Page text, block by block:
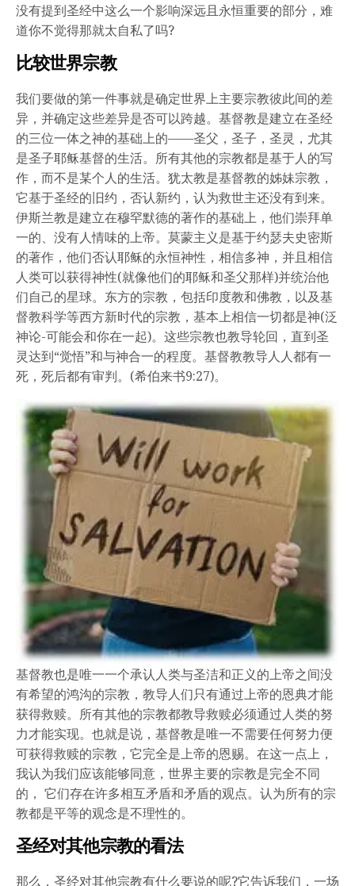
没有提到圣经中这么一个影响深远且永恒重要的部分，难
道你不觉得那就太自私了吗?
比较世界宗教
我们要做的第一件事就是确定世界上主要宗教彼此间的差
异，并确定这些差异是否可以跨越。基督教是建立在圣经
的三位一体之神的基础上的——圣父，圣子，圣灵，尤其
是圣子耶稣基督的生活。所有其他的宗教都是基于人的写
作，而不是某个人的生活。犹太教是基督教的姊妹宗教，
它基于圣经的旧约，否认新约，认为救世主还没有到来。
伊斯兰教是建立在穆罕默德的著作的基础上，他们崇拜单
一的、没有人情味的上帝。莫蒙主义是基于约瑟夫史密斯
的著作，他们否认耶稣的永恒神性，相信多神，并且相信
人类可以获得神性(就像他们的耶稣和圣父那样)并统治他
们自己的星球。东方的宗教，包括印度教和佛教，以及基
督教科学等西方新时代的宗教，基本上相信一切都是神(泛
神论-可能会和你在一起)。这些宗教也教导轮回，直到圣
灵达到“觉悟”和与神合一的程度。基督教教导人人都有一
死，死后都有审判。(希伯来书9:27)。
基督教也是唯一一个承认人类与圣洁和正义的上帝之间没
有希望的鸿沟的宗教，教导人们只有通过上帝的恩典才能
获得救赎。所有其他的宗教都教导救赎必须通过人类的努
力才能实现。也就是说，基督教是唯一不需要任何努力便
可获得救赎的宗教，它完全是上帝的恩赐。在这一点上，
我认为我们应该能够同意，世界主要的宗教是完全不同
的， 它们存在许多相互矛盾和矛盾的观点。认为所有的宗
教都是平等的观念是不理性的。
圣经对其他宗教的看法
那么，圣经对其他宗教有什么要说的呢?它告诉我们，一场